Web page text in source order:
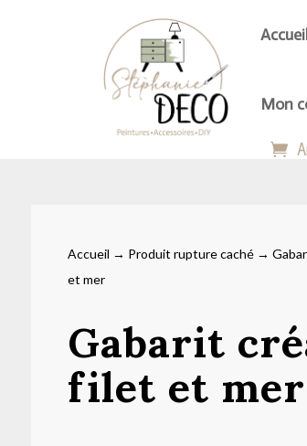
Accueil
Mon
Accueil → Produit rupture caché→
et mer
Gabarit
filet et mer